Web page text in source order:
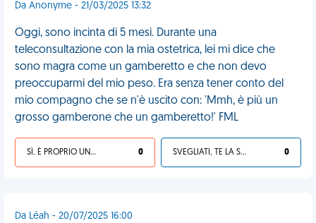
Da Anonyme - 21/03/2025 13:32
Oggi, sono incinta di 5 mesi. Durante una
teleconsultazione con la mia ostetrica, lei mi dice che
sono magra come un gamberetto e che non devo
preoccuparmi del mio peso. Era senza tener conto del
mio compagno che se n'è uscito con: 'Mmh, è più un
grosso gamberone che un gamberetto!' FML
SÌ, È PROPRIO UNA VDM! 0 SVEGLIATI, TE LA SEI CERCATA! 0
Da Léah - 20/07/2025 16:00